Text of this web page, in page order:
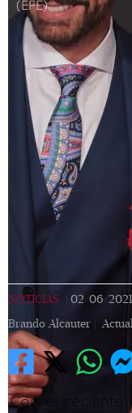
(EFE)
NOTICIAS 02/06/2021
Brando Alcauter |
Con el reciente